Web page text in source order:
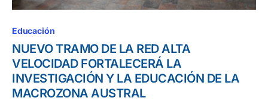
Educación
NUEVO TRAMO DE LA RED ALTA
VELOCIDAD FORTALECERÁ LA
INVESTIGACIÓN Y LA EDUCACIÓN DE LA
MACROZONA AUSTRAL